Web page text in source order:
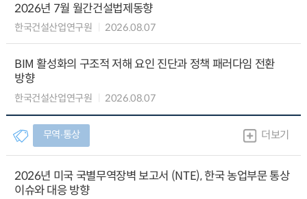
2026년 7월 월간건설법제동향
한국건설산업연구원 2026.08.07
BIM 활성화의 구조적 저해 요인 진단과 정책 패러다임 전환
방향
한국건설산업연구원 2026.08.07
무역∙통상 더보기
2026년 미국 국별무역장벽 보고서 (NTE), 한국 농업부문 통상
이슈와 대응 방향